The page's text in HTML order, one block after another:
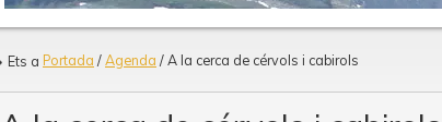
Ets a Portada / Agenda / A la cerca de cérvols i cabirols